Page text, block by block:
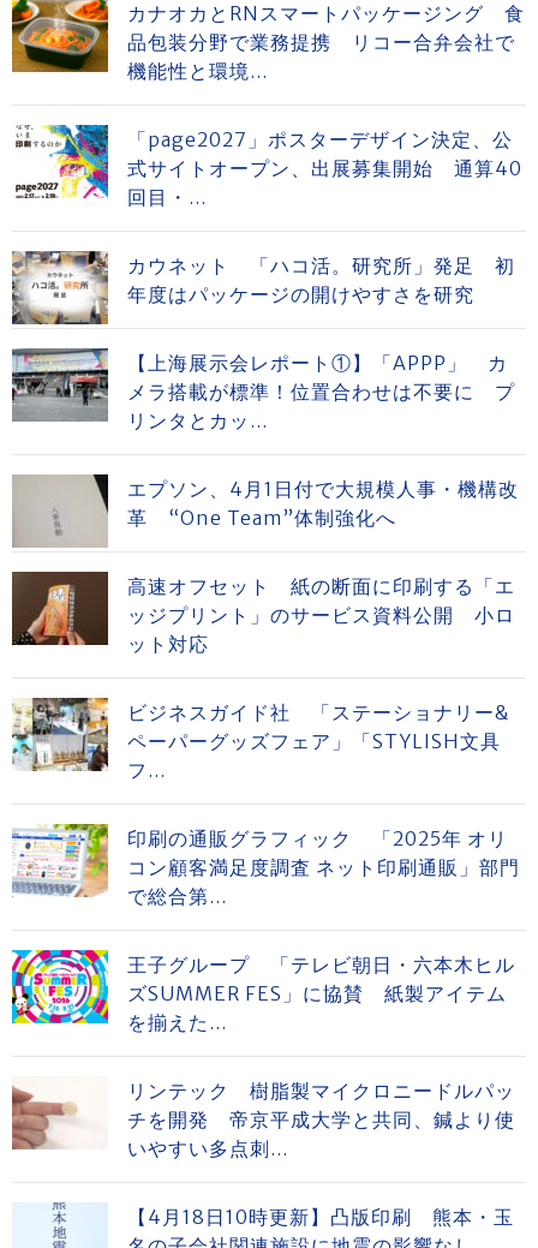
カナオカとRNスマートパッケージング 食
品包装分野で業務提携 リコー合弁会社で
機能性と環境...
「page2027」ポスターデザイン決定、公
式サイトオープン、出展募集開始 通算40
回目・...
カウネット 「ハコ活。研究所」発足 初
年度はパッケージの開けやすさを研究
【上海展示会レポート①】「APPP」 カ
メラ搭載が標準！位置合わせは不要に プ
リンタとカッ...
エプソン、4月1日付で大規模人事・機構改
革 “One Team”体制強化へ
高速オフセット 紙の断面に印刷する「エ
ッジプリント」のサービス資料公開 小ロ
ット対応
ビジネスガイド社 「ステーショナリー&
ペーパーグッズフェア」「STYLISH文具
フ...
印刷の通販グラフィック 「2025年 オリ
コン顧客満足度調査 ネット印刷通販」部門
で総合第...
王子グループ 「テレビ朝日・六本木ヒル
ズSUMMER FES」に協賛 紙製アイテム
を揃えた...
リンテック 樹脂製マイクロニードルパッ
チを開発 帝京平成大学と共同、鍼より使
いやすい多点刺...
【4月18日10時更新】凸版印刷 熊本・玉